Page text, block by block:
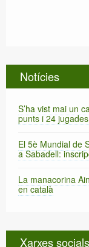
Notícies
S’ha vist mai un
punts i 24
El 5è Mundial de
a Sabadell:
La manacorina
en català
Xarxes socials